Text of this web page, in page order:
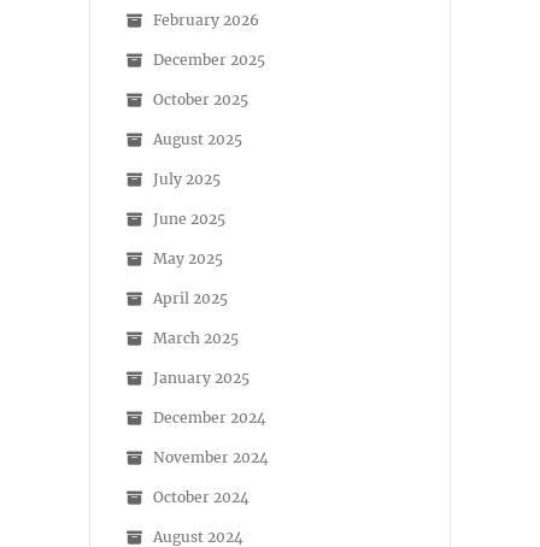
February 2026
December 2025
October 2025
August 2025
July 2025
June 2025
May 2025
April 2025
March 2025
January 2025
December 2024
November 2024
October 2024
August 2024